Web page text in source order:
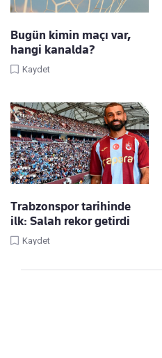
Bugün kimin maçı var,
hangi kanalda?
Kaydet
Trabzonspor tarihinde
ilk: Salah rekor getirdi
Kaydet